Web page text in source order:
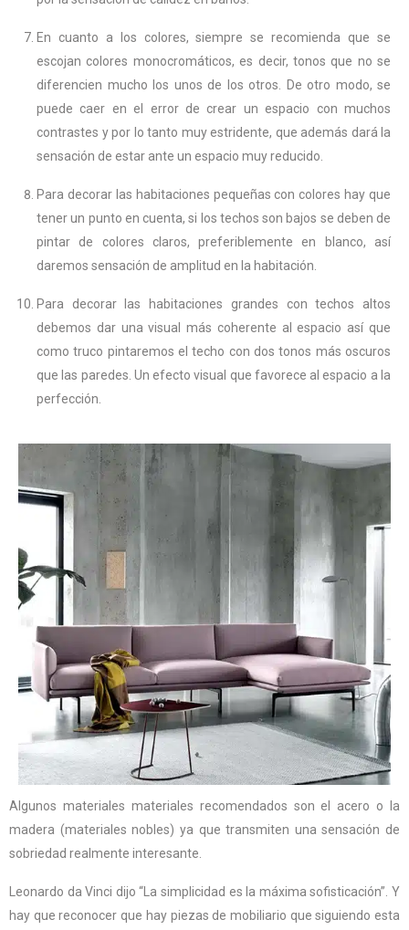
En cuanto a los colores, siempre se recomienda que se
escojan colores monocromáticos, es decir, tonos que no se
diferencien mucho los unos de los otros. De otro modo, se
puede caer en el error de crear un espacio con muchos
contrastes y por lo tanto muy estridente, que además dará la
sensación de estar ante un espacio muy reducido.
Para decorar las habitaciones pequeñas con colores hay que
tener un punto en cuenta, si los techos son bajos se deben de
pintar de colores claros, preferiblemente en blanco, así
daremos sensación de amplitud en la habitación.
Para decorar las habitaciones grandes con techos altos
debemos dar una visual más coherente al espacio así que
como truco pintaremos el techo con dos tonos más oscuros
que las paredes. Un efecto visual que favorece al espacio a la
perfección.
Algunos materiales materiales recomendados son el acero o la
madera (materiales nobles) ya que transmiten una sensación de
sobriedad realmente interesante.
Leonardo da Vinci dijo “La simplicidad es la máxima sofisticación”. Y
hay que reconocer que hay piezas de mobiliario que siguiendo esta